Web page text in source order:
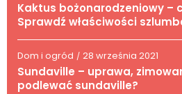
Kaktus bożonarodzeniowy –
Sprawdź właściwości
Dom i ogród / 28 września 2021
Sundaville – uprawa,
podlewać sundaville?